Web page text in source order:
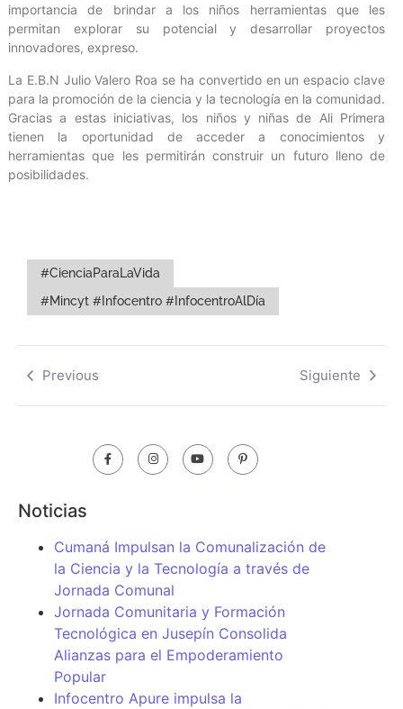
importancia de brindar a los niños herramientas que les
permitan explorar su potencial y desarrollar proyectos
innovadores, expreso.
La E.B.N Julio Valero Roa se ha convertido en un espacio clave
para la promoción de la ciencia y la tecnología en la comunidad.
Gracias a estas iniciativas, los niños y niñas de Ali Primera
tienen la oportunidad de acceder a conocimientos y
herramientas que les permitirán construir un futuro lleno de
posibilidades.
#CienciaParaLaVida
#Mincyt #Infocentro #InfocentroAlDía
Previous Siguiente
Noticias
Cumaná Impulsan la Comunalización de
la Ciencia y la Tecnología a través de
Jornada Comunal
Jornada Comunitaria y Formación
Tecnológica en Jusepín Consolida
Alianzas para el Empoderamiento
Popular
Infocentro Apure impulsa la